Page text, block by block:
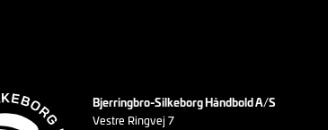
Bjerringbro-Silkeborg Håndbold A/S
Vestre Ringvej 7